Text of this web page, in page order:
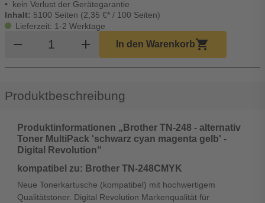
kein Verlust der Gerätegarantie
Inhalt: 5100 Seiten (2,35 €* / 100 Seiten)
Lieferzeit: 1-2 Werktage
remove Produkt Warenkorb Menge
add In den Warenkorbshopping_cart
Produktbeschreibung
Produktinformationen „Brother TN-248 - alternativ
Toner MultiPack 'schwarz cyan magenta gelb' -
Digital Revolution“
kompatibel zu: Brother TN-248CMYK
Neue Tonerkartusche (kompatibel) mit hochwertigem
Qualitätstoner. Digital Revolution Markenqualität für